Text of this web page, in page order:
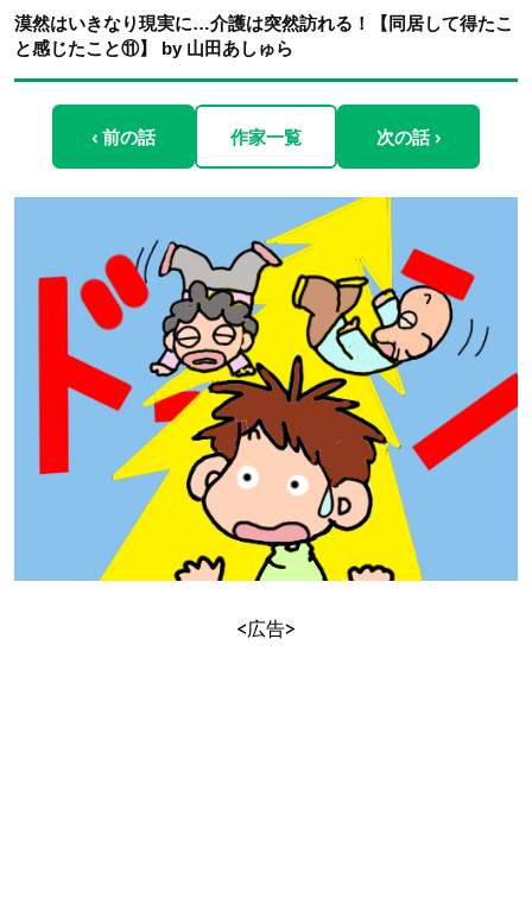
漠然はいきなり現実に…介護は突然訪れる！【同居して得たこ
と感じたこと⑪】 by 山田あしゅら
‹ 前の話 作家一覧 次の話 ›
<広告>